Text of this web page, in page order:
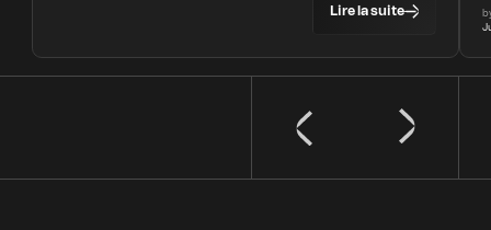
Lire la suite